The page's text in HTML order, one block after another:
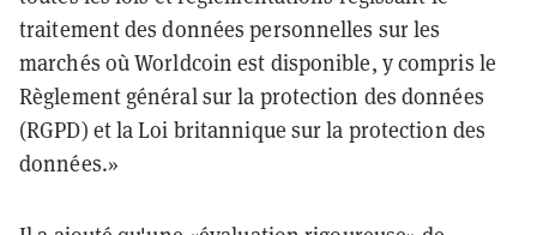
traitement des données personnelles sur les
marchés où Worldcoin est disponible, y compris le
Règlement général sur la protection des données
(RGPD) et la Loi britannique sur la protection des
données.»